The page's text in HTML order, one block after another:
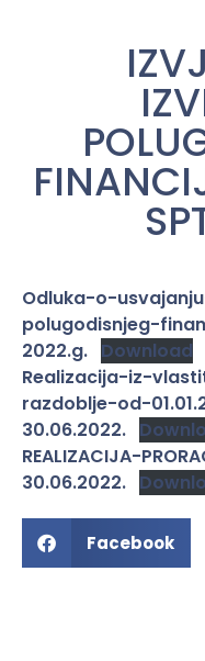
Odluka-o-
polugodisnjeg-
2022.g. Download
Realizacija-iz-
razdoblje-od-
30.06.2022.
REALIZACIJA-
30.06.2022.
Facebook